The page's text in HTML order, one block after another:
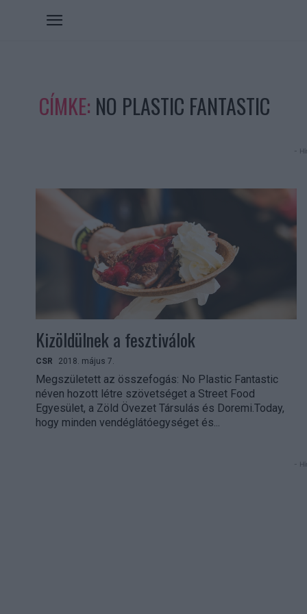
CÍMKE: NO PLASTIC FANTASTIC
-
Kizöldülnek a fesztiválok
CSR 2018. május 7.
Megszületett az összefogás: No Plastic Fantastic
néven hozott létre szövetséget a Street Food
Egyesület, a Zöld Övezet Társulás és Doremi.Today,
hogy minden vendéglátóegységet és...
-